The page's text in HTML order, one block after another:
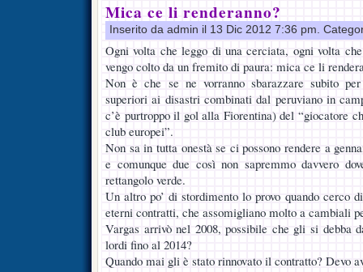
Mica ce li renderanno?
Inserito da admin il 13 Dic 2012 7:36 pm.
Ogni volta che leggo di una cerciata, ogni volta
vengo colto da un fremito di paura: mica ce li
Non è che se ne vorranno sbarazzare subito
superiori ai disastri combinati dal peruviano in
c’è purtroppo il gol alla Fiorentina) del “giocatore
club europei”.
Non sa in tutta onestà se ci possono rendere a
e comunque due così non sapremmo davvero
rettangolo verde.
Un altro po’ di stordimento lo provo quando cerco
eterni contratti, che assomigliano molto a cambiali
Vargas arrivò nel 2008, possibile che gli si debba
lordi fino al 2014?
Quando mai gli è stato rinnovato il contratto? Devo